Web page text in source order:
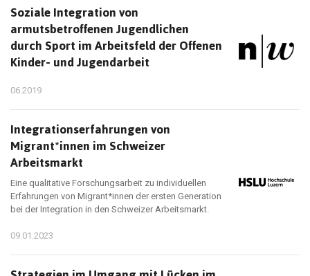
Soziale Integration von
armutsbetroffenen Jugendlichen
durch Sport im Arbeitsfeld der Offenen
Kinder- und Jugendarbeit
06.2019
Integrationserfahrungen von
Migrant*innen im Schweizer
Arbeitsmarkt
Eine qualitative Forschungsarbeit zu individuellen
Erfahrungen von Migrant*innen der ersten Generation
bei der Integration in den Schweizer Arbeitsmarkt.
09.01.2023